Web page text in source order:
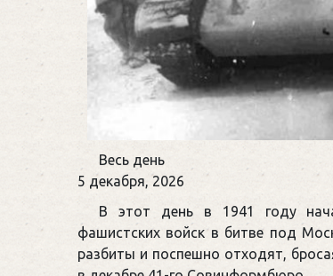
День
воинской
России
Весь день
5 декабря, 2026
В этот день в 1941 году
фашистских войск в битве под
разбиты и поспешно отходят,